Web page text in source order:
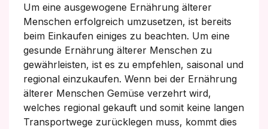
Um eine ausgewogene Ernährung älterer
Menschen erfolgreich umzusetzen, ist bereits
beim Einkaufen einiges zu beachten. Um eine
gesunde Ernährung älterer Menschen zu
gewährleisten, ist es zu empfehlen, saisonal und
regional einzukaufen. Wenn bei der Ernährung
älterer Menschen Gemüse verzehrt wird,
welches regional gekauft und somit keine langen
Transportwege zurücklegen muss, kommt dies